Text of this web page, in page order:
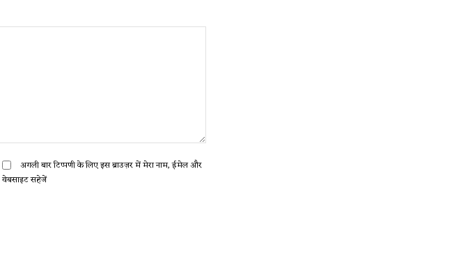
ईमेल:*अगली बार टिप्पणी के लिए इस ब्राउज़र में मेरा नाम, ईमेल और
वेबसाइट सहेजें